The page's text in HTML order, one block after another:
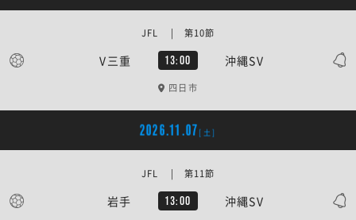
V三重 13:00 沖縄SV
JFL | 第10節
四日市
2026.11.07 [土]
岩手 13:00 沖縄SV
JFL | 第11節